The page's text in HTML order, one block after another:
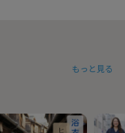
もっと見る